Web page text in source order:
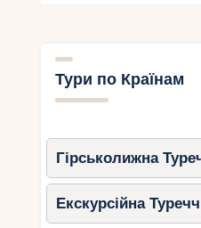
архітектурою та
організують
Порада:
напрокат, щоб
парк.
Замок Юссе
Тури по Країнам
Гірськолижна
Екскурсійна